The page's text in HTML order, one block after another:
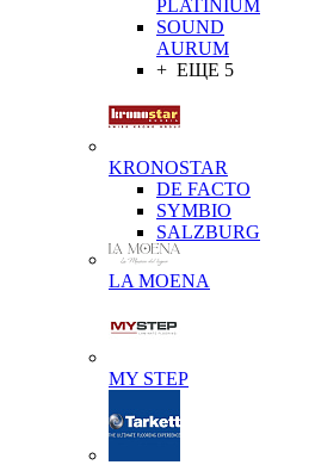
PLATINIUM
SOUND
AURUM
+ ЕЩЕ 5
KRONOSTAR
DE FACTO
SYMBIO
SALZBURG
LA MOENA
MY STEP